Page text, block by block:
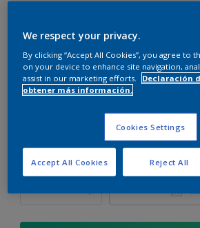
Cantidad Calculadora de
We respect your privacy.
By clicking “Accept All Cookies”, you agree to
on your device to enhance site navigation,
assist in our marketing efforts.
Declaración
obtener más información.
Cookies Settings
Reject All
Accept All Cookies